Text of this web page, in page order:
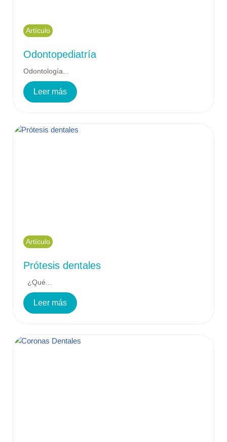
Artículo
Odontopediatría
Odontología...
Leer más
Artículo
Prótesis dentales
¿Qué...
Leer más